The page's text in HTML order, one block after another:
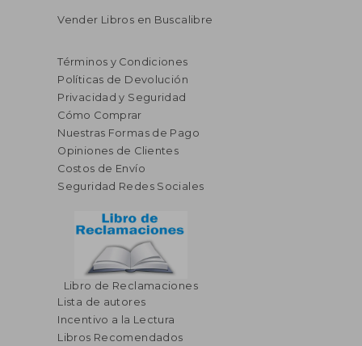
Vender Libros en Buscalibre
Términos y Condiciones
Políticas de Devolución
Privacidad y Seguridad
Cómo Comprar
Nuestras Formas de Pago
Opiniones de Clientes
Costos de Envío
Seguridad Redes Sociales
Libro de Reclamaciones
Lista de autores
Incentivo a la Lectura
Libros Recomendados